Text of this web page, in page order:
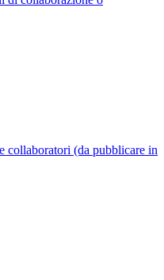
collaboratori (da pubblicare in